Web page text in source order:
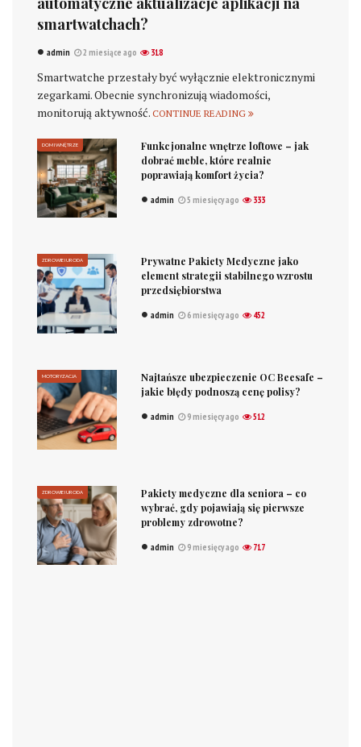
smartwatchach?
admin 2 miesiące ago 318
Smartwatche przestały być wyłącznie elektronicznymi
zegarkami. Obecnie synchronizują wiadomości,
monitorują aktywność. CONTINUE READING
DOM I WNĘTRZE
Funkcjonalne wnętrze loftowe – jak
dobrać meble, które realnie
poprawiają komfort życia?
admin 5 miesięcy ago 333
ZDROWIE I URODA
Prywatne Pakiety Medyczne jako
element strategii stabilnego wzrostu
przedsiębiorstwa
admin 6 miesięcy ago 452
MOTORYZACJA
Najtańsze ubezpieczenie OC Beesafe –
jakie błędy podnoszą cenę polisy?
admin 9 miesięcy ago 512
ZDROWIE I URODA
Pakiety medyczne dla seniora – co
wybrać, gdy pojawiają się pierwsze
problemy zdrowotne?
admin 9 miesięcy ago 717